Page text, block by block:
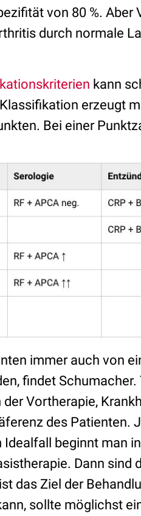
von 80 %. Aber
durch normale
kann
erzeugt
Bei einer
immer auch von
findet
Vortherapie,
des Patienten.
beginnt man
Dann sind
das Ziel der
sollte möglichst